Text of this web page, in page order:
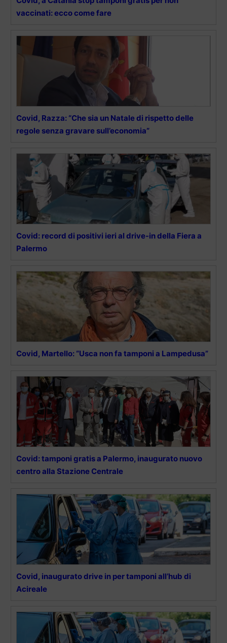
vaccinati: ecco come fare
Covid, Razza: “Che sia un Natale di rispetto delle
regole senza gravare sull’economia”
Covid: record di positivi ieri al drive-in della Fiera a
Palermo
Covid, Martello: “Usca non fa tamponi a Lampedusa”
Covid: tamponi gratis a Palermo, inaugurato nuovo
centro alla Stazione Centrale
Covid, inaugurato drive in per tamponi all’hub di
Acireale